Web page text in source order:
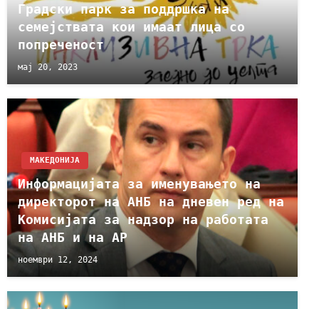
Градски парк за поддршка на
семејствата кои имаат лица со
попреченост
мај 20, 2023
МАКЕДОНИЈА
Информацијата за именувањето на
директорот на АНБ на дневен ред на
Комисијата за надзор на работата
на АНБ и на АР
ноември 12, 2024